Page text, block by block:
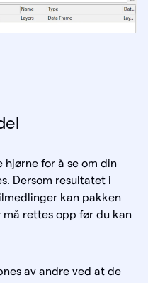
hjørne for å se om din
Dersom resultatet i
kan pakken
rettes opp før du kan
av andre ved at de